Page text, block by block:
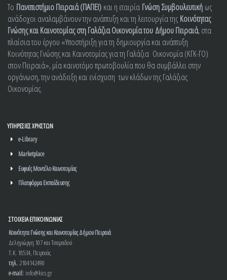
Το Πανεπιστήμιο Πειραιά (ΠΑΠΕΙ) και η εταιρία Γνώση Συμβουλευτική ως
ανάδοχοι αναλαμβάνουν την ανάπτυξη και τη λειτουργία της Κοινότητας
Γνώσης και Καινοτομίας στη Γαλάζια Οικονομία του Δήμου Πειραιά, στα
πλαίσια του έργου «Υποστήριξη για τη δημιουργία και ανάπτυξη
Κοινότητας Γνώσης και Καινοτομίας για τη Γαλάζια Οικονομία (ΚΓΚ-ΓΟ)
στον Πειραιά», μία καινοτόμο πρωτοβουλία που θα συμβάλλει στην
οργάνωση, την ανάδειξη και ενίσχυση των κλάδων της Γαλάζιας
Οικονομίας.
ΥΠΗΡΕΣΙΕΣ ΧΡΗΣΤΩΝ
e-Library
Marketplace
Ευφυές Μοντέλο Καινοτομίας
Πλατφόρμα Εκπαίδευσης
ΣΤΟΙΧΕΙΑ ΕΠΙΚΟΙΝΩΝΙΑΣ
Κοινότητα Γνώσης και Καινοτομίας Δήμου Πειραιά
Δεληγιώργη 107 και Τσαμαδού
Τ.Κ. 18534, Πειραιάς
τηλ.2104142490
e-mail: info@kics.gr